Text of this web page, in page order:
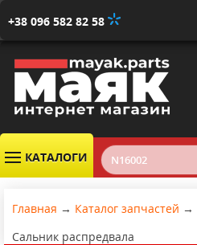
+38 096 582 82 58
КАТАЛОГИ
Главная → Каталог запчастей →
Сальник распредвала